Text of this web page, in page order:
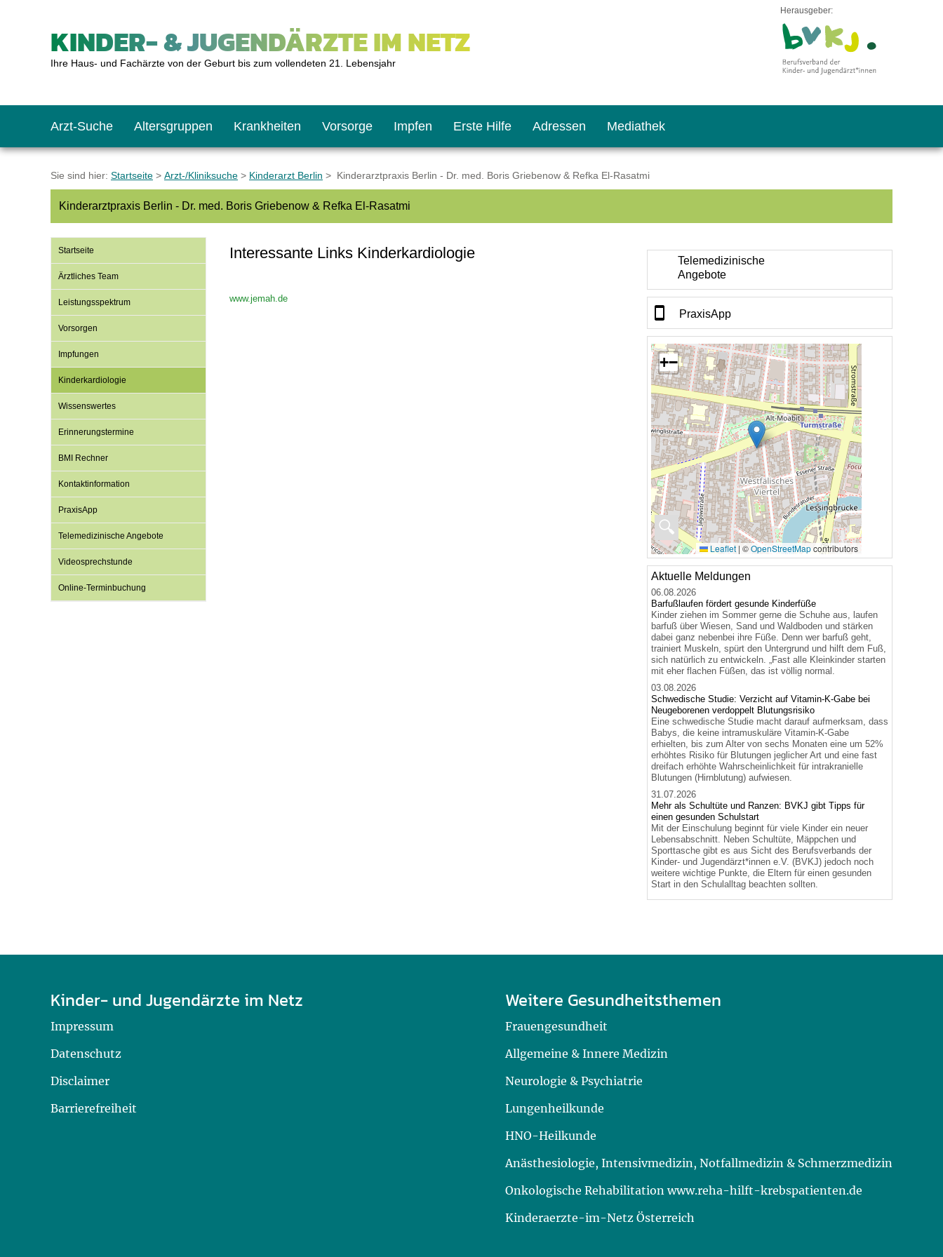
KINDER- & JUGENDÄRZTE IM NETZ
Ihre Haus- und Fachärzte von der Geburt bis zum vollendeten 21. Lebensjahr
Herausgeber:
Arzt-Suche Altersgruppen
Das erste Jahr
Krankheiten Vorsorge
Baby: U1 bis U6
Impfen
Impfkalender
Erste Hilfe
Notrufnummern
Adressen
Notdienste
Mediathek
BMI-Rechner
Sie sind hier: Startseite > Arzt-/Kliniksuche > Kinderarzt Berlin > Kinderarztpraxis Berlin - Dr. med. Boris Griebenow & Refka El-Rasatmi
Kinderarztpraxis Berlin - Dr. med. Boris Griebenow & Refka El-Rasatmi
Startseite
Ärztliches Team
Leistungsspektrum
Vorsorgen
Impfungen
Kinderkardiologie
Wissenswertes
Erinnerungstermine
BMI Rechner
Kontaktinformation
PraxisApp
Telemedizinische Angebote
Videosprechstunde
Online-Terminbuchung
Interessante Links Kinderkardiologie
www.jemah.de
Telemedizinische
Angebote
PraxisApp
🔍
+−
Leaflet | ©OpenStreetMapcontributors
Aktuelle Meldungen
06.08.2026
Barfußlaufen fördert gesunde Kinderfüße
Kinder ziehen im Sommer gerne die Schuhe aus, laufen
barfuß über Wiesen, Sand und Waldboden und stärken
dabei ganz nebenbei ihre Füße. Denn wer barfuß geht,
trainiert Muskeln, spürt den Untergrund und hilft dem Fuß,
sich natürlich zu entwickeln. „Fast alle Kleinkinder starten
mit eher flachen Füßen, das ist völlig normal.
03.08.2026
Schwedische Studie: Verzicht auf Vitamin-K-Gabe bei
Neugeborenen verdoppelt Blutungsrisiko
Eine schwedische Studie macht darauf aufmerksam, dass
Babys, die keine intramuskuläre Vitamin-K-Gabe
erhielten, bis zum Alter von sechs Monaten eine um 52%
erhöhtes Risiko für Blutungen jeglicher Art und eine fast
dreifach erhöhte Wahrscheinlichkeit für intrakranielle
Blutungen (Hirnblutung) aufwiesen.
31.07.2026
Mehr als Schultüte und Ranzen: BVKJ gibt Tipps für
einen gesunden Schulstart
Mit der Einschulung beginnt für viele Kinder ein neuer
Lebensabschnitt. Neben Schultüte, Mäppchen und
Sporttasche gibt es aus Sicht des Berufsverbands der
Kinder- und Jugendärzt*innen e.V. (BVKJ) jedoch noch
weitere wichtige Punkte, die Eltern für einen gesunden
Start in den Schulalltag beachten sollten.
Kinder- und Jugendärzte im Netz
Impressum
Datenschutz
Disclaimer
Barrierefreiheit
Weitere Gesundheitsthemen
Frauengesundheit
Allgemeine & Innere Medizin
Neurologie & Psychiatrie
Lungenheilkunde
HNO-Heilkunde
Anästhesiologie, Intensivmedizin, Notfallmedizin & Schmerzmedizin
Onkologische Rehabilitation www.reha-hilft-krebspatienten.de
Kinderaerzte-im-Netz Österreich